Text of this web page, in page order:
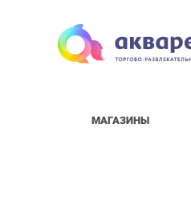
МАГАЗИНЫ